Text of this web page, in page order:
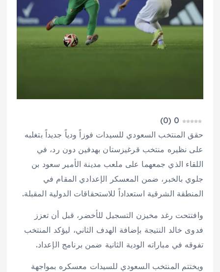
0
(
0
)
حقق المنتخب السعودي للسيدات فوزاً ودياً جديداً بتغلبه
على نظيره منتخب قرغيزستان بهدفين دون رد، في
اللقاء الذي جمعهما على ملعب مدينة الأمير سعود بن
جلوي بالخبر، ضمن المعسكر الإعدادي المقام في
المنطقة الشرقية استعداداً للاستحقاقات الدولية المقبلة.
وافتتحت رغد مخيزن التسجيل للأخضر، قبل أن تعزز
فدوى خالد النتيجة بإضافة الهدف الثاني، ليؤكد المنتخب
تفوقه في مباراته الودية الثانية ضمن برنامج الإعداد.
ويختتم المنتخب السعودي للسيدات معسكره بمواجهة